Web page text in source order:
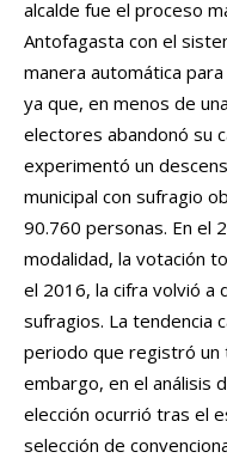
alcalde fue el proceso
Antofagasta con el
manera automática
ya que, en menos de
electores abandonó su
experimentó un
municipal con sufragio
90.760 personas. En el
modalidad, la votación
el 2016, la cifra volvió a
sufragios. La tendencia
periodo que registró
embargo, en el análisis
elección ocurrió tras el
selección de